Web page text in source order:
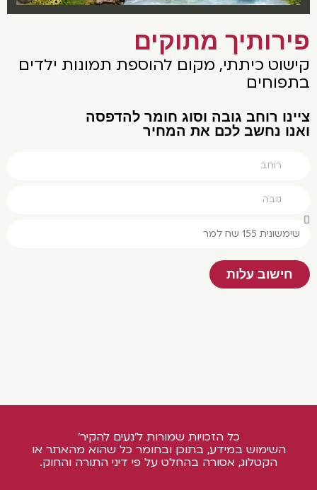
מתוקים
כיתתי, מקום להוספת תמונות ילדים
רוחב גובה וסוג חומר להדפסה
נחשב לכם את המחיר
חישוב עלות
כל הזכויות שמורות ל'נעים להקיר'
השימוש במידע, בתוכן ובחומר כל שהוא מהאתר או
הקטלוג, אסורה בהחלט על פי דיני התורה והחוק.